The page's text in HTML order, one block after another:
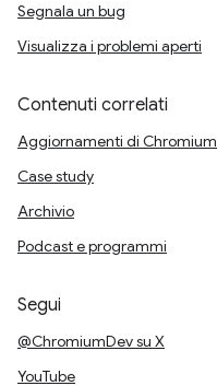
Segnala un bug
Visualizza i problemi aperti
Contenuti correlati
Aggiornamenti di Chromium
Case study
Archivio
Podcast e programmi
Segui
@ChromiumDev su X
YouTube